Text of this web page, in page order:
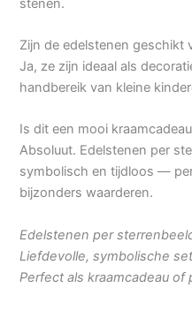
stenen.
Zijn de edelstenen geschikt
Ja, ze zijn ideaal als
handbereik van kleine
Is dit een mooi
Absoluut. Edelstenen per
symbolisch en tijdloos —
bijzonders waarderen.
Edelstenen per
Liefdevolle, symbolische
Perfect als kraamcadeau